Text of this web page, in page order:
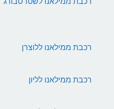
רכבת ממילאנו ללוצרן
רכבת ממילאנו לליון